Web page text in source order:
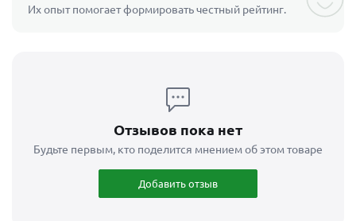
Их опыт помогает формировать честный рейтинг.
Отзывов пока нет
Будьте первым, кто поделится мнением об этом товаре
Добавить отзыв